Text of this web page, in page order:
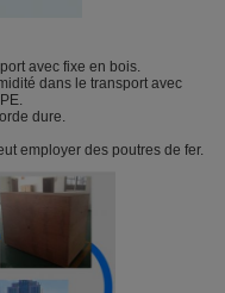
avec fixe en bois.
dans le transport avec
dure.
employer des poutres de fer.